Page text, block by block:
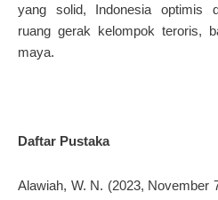
yang solid, Indonesia optimis
ruang gerak kelompok teroris,
maya.
Daftar Pustaka
Alawiah, W. N. (2023, November